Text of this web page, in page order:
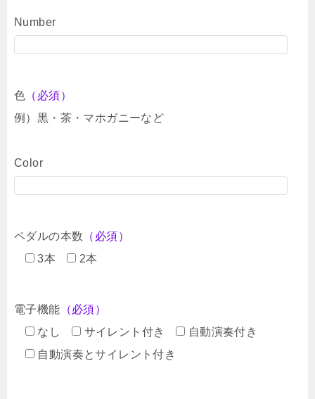
Number
色 （必須）
例）黒・茶・マホガニーなど
Color
ペダルの本数 （必須）
3本
2本
電子機能 （必須）
なし
サイレント付き
自動演奏付き
自動演奏とサイレント付き